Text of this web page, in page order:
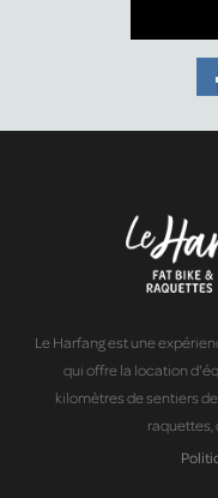
Le Harfang est une
qui offre la location
kilomètres de sentiers
raquettes,